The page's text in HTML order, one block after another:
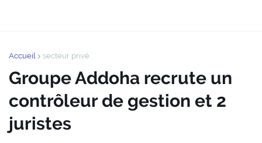
Accueil secteur privé
Groupe Addoha recrute un
contrôleur de gestion et 2
juristes